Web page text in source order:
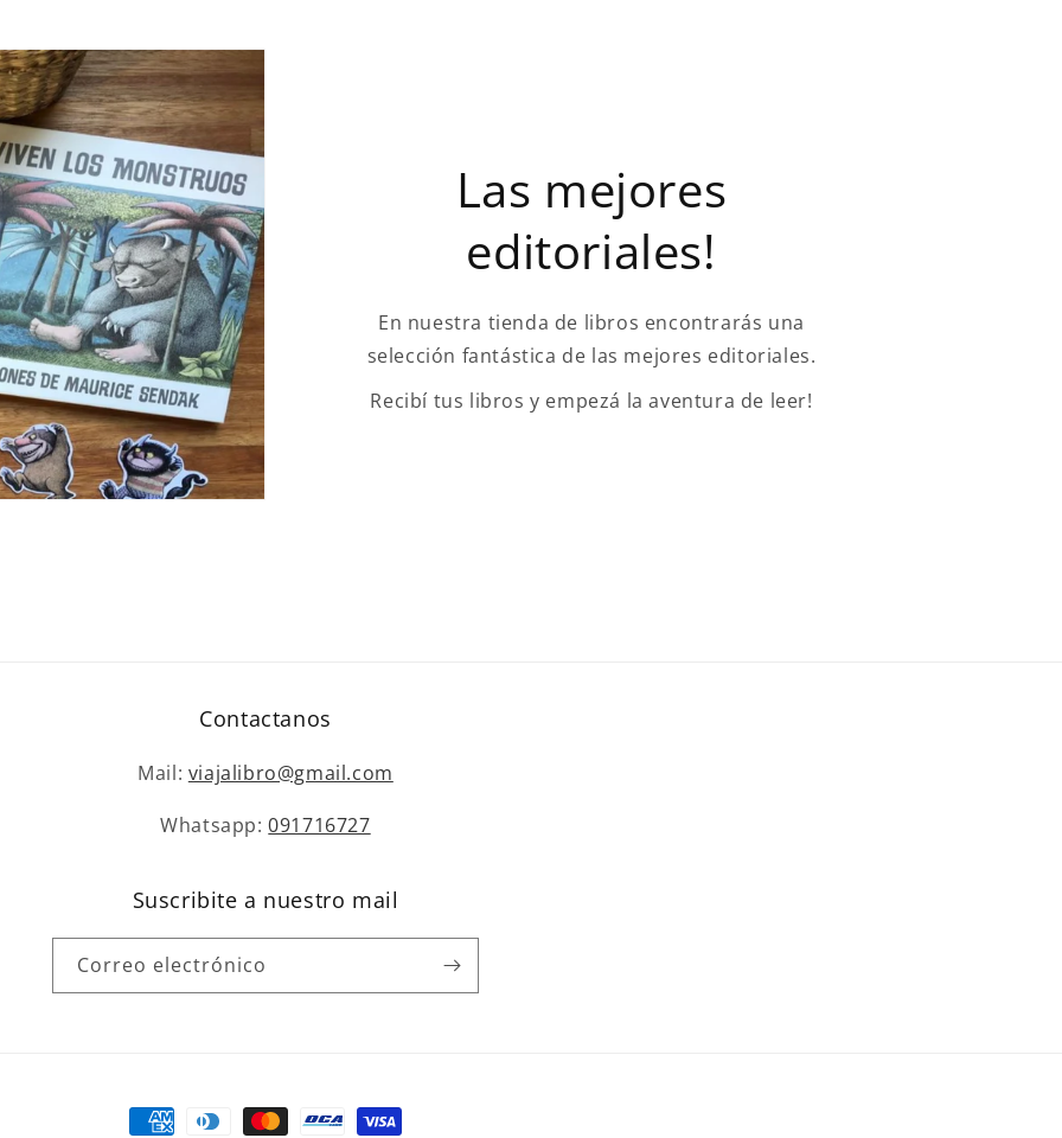
Las mejores
editoriales!
En nuestra tienda de libros encontrarás una
selección fantástica de las mejores editoriales.
Recibí tus libros y empezá la aventura de leer!
Contactanos
Mail: viajalibro@gmail.com
Whatsapp:091716727
Suscribite a nuestro mail
Correo electrónico
Formas